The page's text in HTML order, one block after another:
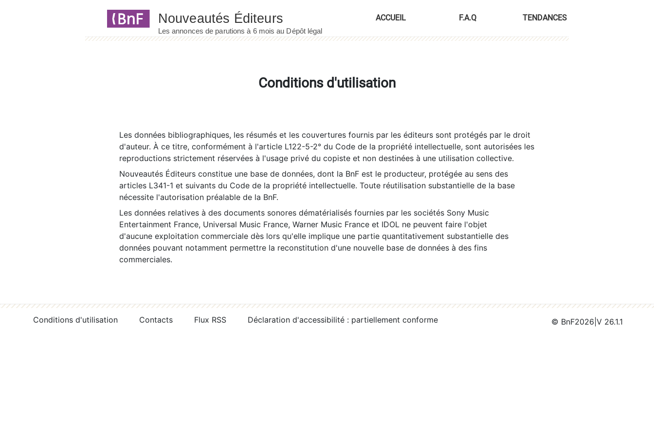
ACCUEIL F.A.Q TENDANCES
Conditions d'utilisation
Les données bibliographiques, les résumés et les couvertures fournis par les éditeurs sont protégés par le droit
d'auteur. À ce titre, conformément à l'article L122-5-2° du Code de la propriété intellectuelle, sont autorisées les
reproductions strictement réservées à l'usage privé du copiste et non destinées à une utilisation collective.
Nouveautés Éditeurs constitue une base de données, dont la BnF est le producteur, protégée au sens des
articles L341-1 et suivants du Code de la propriété intellectuelle. Toute réutilisation substantielle de la base
nécessite l'autorisation préalable de la BnF.
Les données relatives à des documents sonores dématérialisés fournies par les sociétés Sony Music
Entertainment France, Universal Music France, Warner Music France et IDOL ne peuvent faire l'objet
d'aucune exploitation commerciale dès lors qu'elle implique une partie quantitativement substantielle des
données pouvant notamment permettre la reconstitution d'une nouvelle base de données à des fins
commerciales.
Conditions d'utilisation Contacts Flux RSS Déclaration d'accessibilité : partiellement conforme © BnF2026 V 26.1.1